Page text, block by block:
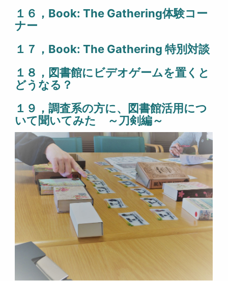
１６，Book: The Gathering体験コー
ナー
１７，Book: The Gathering 特別対談
１８，図書館にビデオゲームを置くと
どうなる？
１９，調査系の方に、図書館活用につ
いて聞いてみた ～刀剣編～